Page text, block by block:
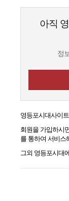
아직
정
영등포시대사이
회원을 가입하시
를 통하여 서비스
그외 영등포시대